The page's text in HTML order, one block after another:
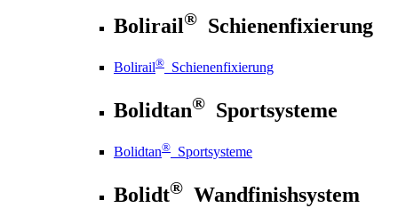
Bolirail® Schienenfixierung
Bolirail® Schienenfixierung
Bolidtan® Sportsysteme
Bolidtan® Sportsysteme
Bolidt® Wandfinishsystem